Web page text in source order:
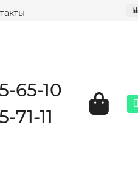
65-10
71-11